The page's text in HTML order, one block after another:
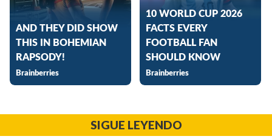
SIGUE LEYENDO